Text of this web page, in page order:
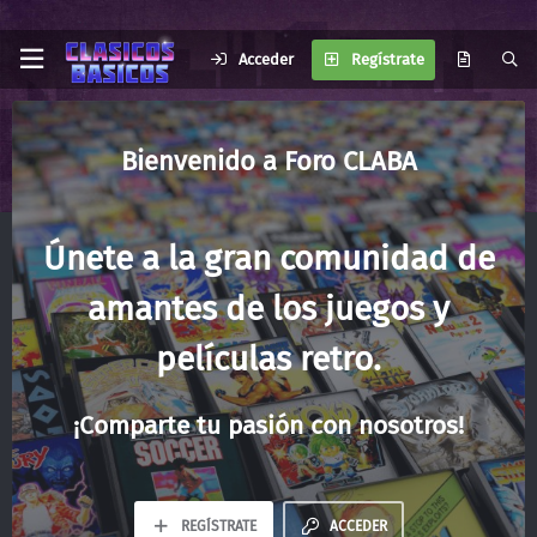
Acceder Regístrate
Foro CLABA
Únete a la gran comunidad de
amantes de los juegos y
películas retro.
¡Comparte tu pasión con nosotros!
ACCEDER
REGÍSTRATE